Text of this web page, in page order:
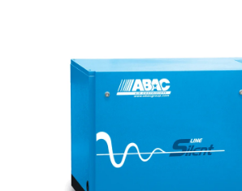
hvězdiček.